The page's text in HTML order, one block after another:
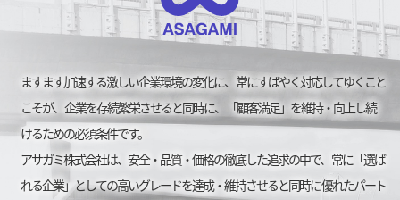
ますます加速する激しい企業環境の変化に、 常にすばやく対応してゆくこと
こそが、 企業を存続繁栄させると同時に、
「顧客満足」を維持・向上し続
けるための必須条件です。
アサガミ株式会社は、安全・品質・価格の徹底した追求の中で、 常に「選ば
れる企業」としての高いグレードを達成・維持させると同時に優れたパート